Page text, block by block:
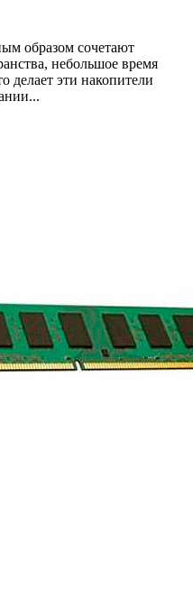
образом сочетают
небольшое время
делает эти накопители